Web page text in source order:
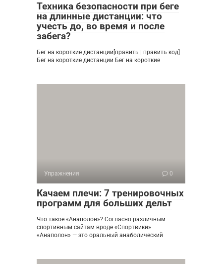
Техника безопасности при беге
на длинные дистанции: что
учесть до, во время и после
забега?
Бег на короткие дистанции[править | править код]
Бег на короткие дистанции Бег на короткие
Упражнения 0
Качаем плечи: 7 тренировочных
программ для больших дельт
Что такое «Анаполон»? Согласно различным
спортивным сайтам вроде «Спортвики»
«Анаполон» — это оральный анаболический